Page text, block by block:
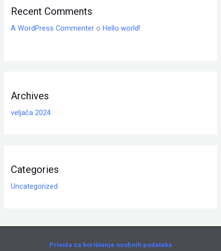
Recent Comments
A WordPress Commenter oHello world!
Archives
veljača 2024
Categories
Uncategorized
Privola za korištenje osobnih podataka